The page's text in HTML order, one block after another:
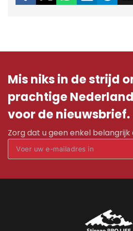
Mis niks in de strijd
prachtige
voor de nieuwsbrief.
Zorg dat u geen enkel